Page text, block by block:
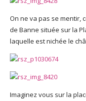
On ne va pas se mentir,
de Banne située sur la
laquelle est nichée le
Imaginez vous sur la